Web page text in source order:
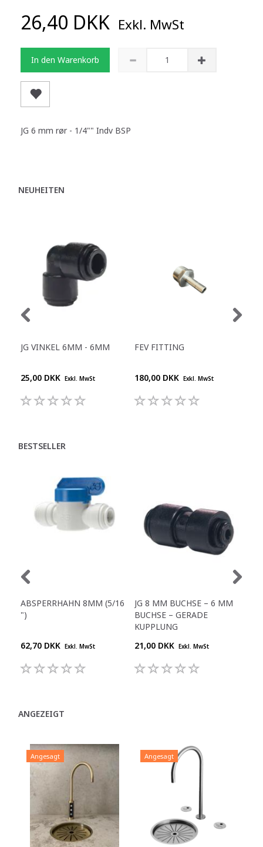
26,40 DKK Exkl. MwSt
In den Warenkorb
JG 6 mm rør - 1/4"" Indv BSP
NEUHEITEN
JG VINKEL 6MM - 6MM
25,00 DKK Exkl. MwSt
FEV FITTING
180,00 DKK Exkl. MwSt
BESTSELLER
ABSPERRHAHN 8MM (5/16
")
62,70 DKK Exkl. MwSt
JG 8 MM BUCHSE – 6 MM
BUCHSE – GERADE
KUPPLUNG
21,00 DKK Exkl. MwSt
ANGEZEIGT
Angesagt Angesagt